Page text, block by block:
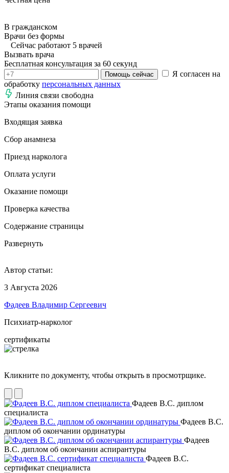
В гражданском
Врачи без формы
Сейчас работают 5 врачей
Вызвать врача
Бесплатная консультация за 60 секунд
Помощь сейчас
Я согласен на
обработку персональных данных
Линия связи свободна
Этапы оказания помощи
Входящая заявка
Сбор анамнеза
Приезд нарколога
Оплата услуги
Оказание помощи
Проверка качества
Содержание страницы
Развернуть
Автор статьи:
3 Августа 2026
Фадеев Владимир Сергеевич
Психиатр-нарколог
сертификаты
Кликните по документу, чтобы открыть в просмотрщике.
Фадеев В.С. диплом
специалиста
Фадеев В.С.
диплом об окончании ординатуры
Фадеев
В.С. диплом об окончании аспирантуры
Фадеев В.С.
сертификат специалиста